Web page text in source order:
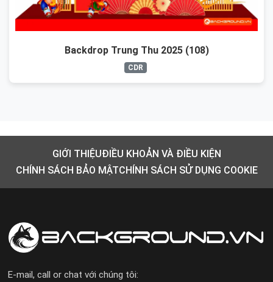
Backdrop Trung Thu 2025 (108)
CDR
GIỚI THIỆUĐIỀU KHOẢN VÀ ĐIỀU KIỆN
CHÍNH SÁCH BẢO MẬTCHÍNH SÁCH SỬ DỤNG COOKIE
E-mail, call or chat với chúng tôi: